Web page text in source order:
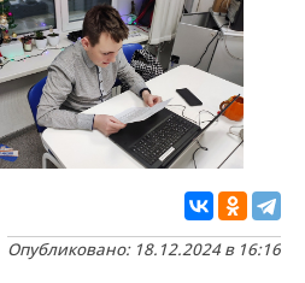
Опубликовано: 18.12.2024 в 16:16